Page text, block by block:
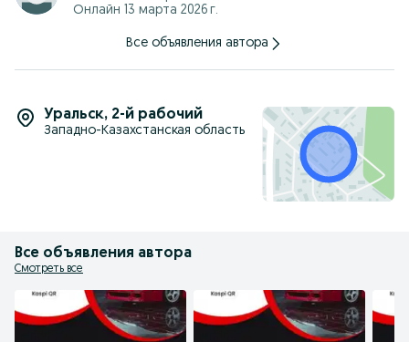
Онлайн 13 марта 2026 г.
Все объявления автора
Уральск, 2-й рабочий
Западно-Казахстанская область
Все объявления автора
Смотреть все